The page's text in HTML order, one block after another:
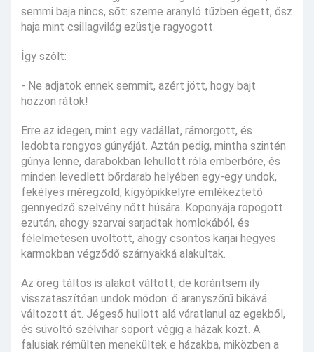
semmi baja nincs, sőt: szeme aranyló tűzben égett, ősz
haja mint csillagvilág ezüstje ragyogott.
Így szólt:
- Ne adjatok ennek semmit, azért jött, hogy bajt
hozzon rátok!
Erre az idegen, mint egy vadállat, rámorgott, és
ledobta rongyos gúnyáját. Aztán pedig, mintha szintén
gúnya lenne, darabokban lehullott róla emberbőre, és
minden levedlett bőrdarab helyében egy-egy undok,
fekélyes méregzöld, kígyópikkelyre emlékeztető
gennyedző szelvény nőtt húsára. Koponyája ropogott
ezután, ahogy szarvai sarjadtak homlokából, és
félelmetesen üvöltött, ahogy csontos karjai hegyes
karmokban végződő szárnyakká alakultak.
Az öreg táltos is alakot váltott, de korántsem ily
visszataszítóan undok módon: ő aranyszőrű bikává
változott át. Jégeső hullott alá váratlanul az egekből,
és süvöltő szélvihar söpört végig a házak közt. A
falusiak rémülten menekültek e házakba, miközben a